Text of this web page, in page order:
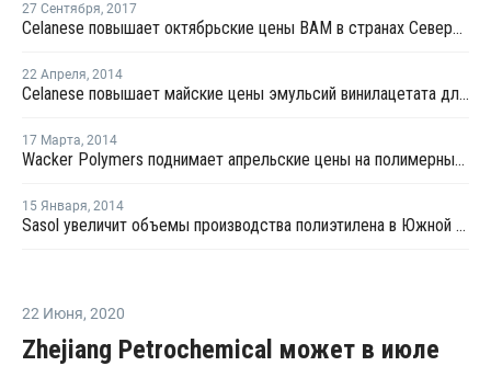
27 Сентября, 2017
Celanese повышает октябрьские цены ВАМ в странах Северной и Южной Америки
22 Апреля, 2014
Celanese повышает майские цены эмульсий винилацетата для стран Европы, Ближнего Востока и Африки
17 Марта, 2014
Wacker Polymers поднимает апрельские цены на полимерные дисперсии в Европе, Азии и Африке
15 Января, 2014
Sasol увеличит объемы производства полиэтилена в Южной Африке
22 Июня, 2020
Zhejiang Petrochemical может в июле